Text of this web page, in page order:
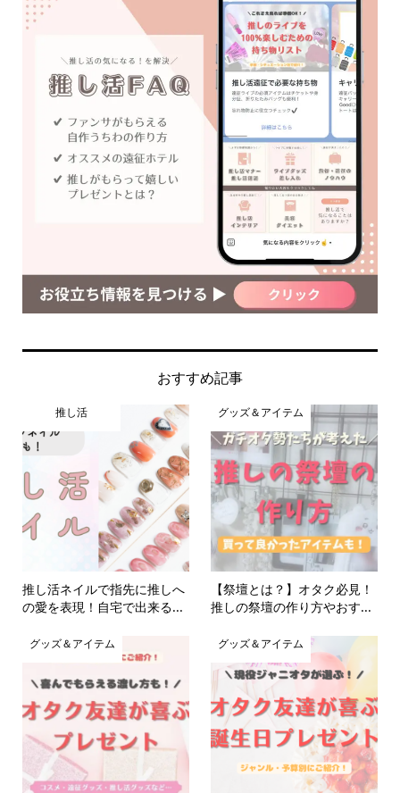
おすすめ記事
推し活
推し活ネイルで指先に推しへ
の愛を表現！自宅で出来る...
グッズ＆アイテム
【祭壇とは？】オタク必見！
推しの祭壇の作り方やおす...
グッズ＆アイテム グッズ＆アイテム